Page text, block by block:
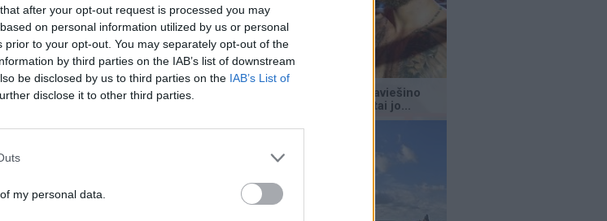
after your opt-out request is processed you may
on personal information utilized by us or personal
to your opt-out. You may separately opt-out of the
by third parties on the IAB’s list of downstream
be disclosed by us to third parties on the IAB’s List of
disclose it to other third parties.
my personal data.